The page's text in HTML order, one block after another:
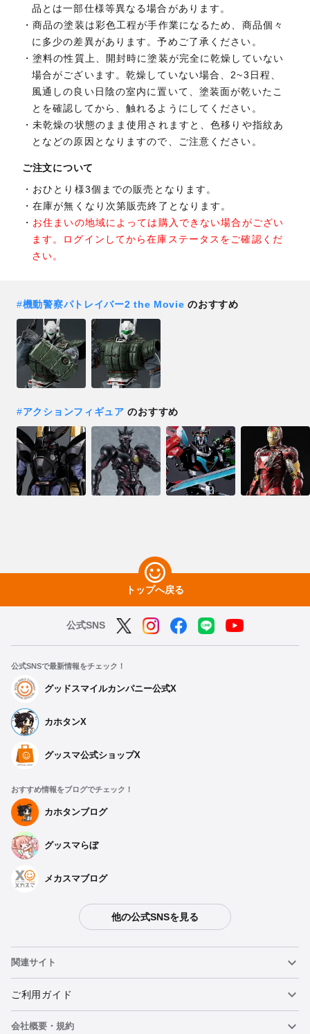
品とは一部仕様等異なる場合があります。
商品の塗装は彩色工程が手作業になるため、商品個々
に多少の差異があります。予めご了承ください。
塗料の性質上、開封時に塗装が完全に乾燥していない
場合がございます。乾燥していない場合、2~3日程、
風通しの良い日陰の室内に置いて、塗装面が乾いたこ
とを確認してから、触れるようにしてください。
未乾燥の状態のまま使用されますと、色移りや指紋あ
となどの原因となりますので、ご注意ください。
ご注文について
おひとり様3個までの販売となります。
在庫が無くなり次第販売終了となります。
お住まいの地域によっては購入できない場合がござい
ます。ログインしてから在庫ステータスをご確認くだ
さい。
#機動警察パトレイバー2 the Movie のおすすめ
#アクションフィギュア のおすすめ
トップへ戻る
公式SNS
公式SNSで最新情報をチェック！
グッドスマイルカンパニー公式X
カホタンX
グッスマ公式ショップX
おすすめ情報をブログでチェック！
カホタンブログ
グッスマらぼ
メカスマブログ
他の公式SNSを見る
関連サイト
ねんどろいど
ねんどろいどフェイスメーカー
ご利用ガイド
重要なお知らせ
会社概要・規約